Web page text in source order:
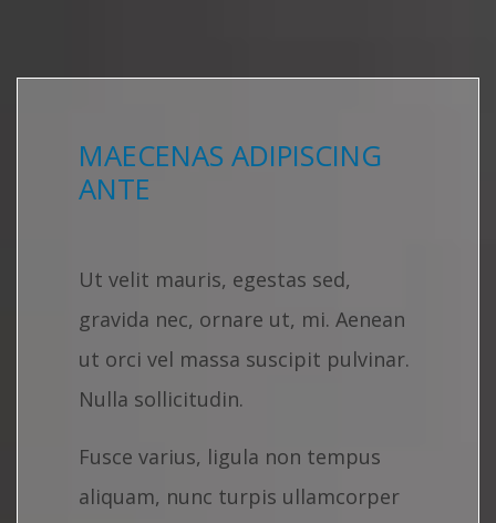
MAECENAS ADIPISCING
ANTE
Ut velit mauris, egestas sed,
gravida nec, ornare ut, mi. Aenean
ut orci vel massa suscipit pulvinar.
Nulla sollicitudin.
Fusce varius, ligula non tempus
aliquam, nunc turpis ullamcorper